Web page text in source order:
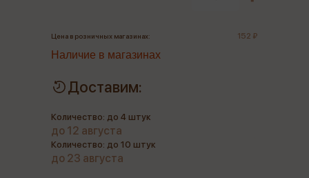
Цена в розничных магазинах: 152 ₽
Наличие в магазинах
Доставим:
Количество: до 4 штук
до 12 августа
Количество: до 10 штук
до 23 августа